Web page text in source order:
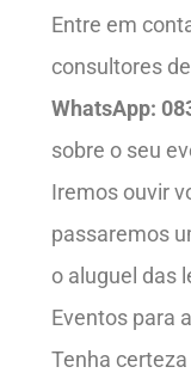
Entre em
consultores
WhatsApp:
sobre o seu
Iremos ouvir
passaremos
o aluguel das
Eventos para
Tenha